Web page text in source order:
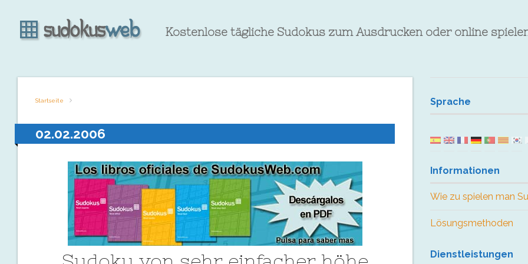
Kostenlose tägliche Sudokus zum Ausdrucken oder online
Startseite
02.02.2006
Sprache
Informationen
Wie zu spielen man
Lösungsmethoden
Dienstleistungen